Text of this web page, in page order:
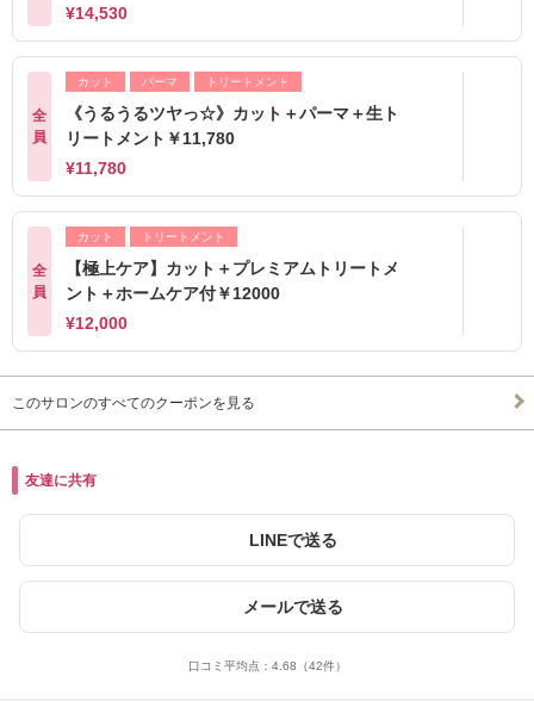
¥14,530
全
員
カット パーマ トリートメント
《うるうるツヤっ☆》カット＋パーマ＋生ト
リートメント￥11,780
¥11,780
全
員
カット トリートメント
【極上ケア】カット＋プレミアムトリートメ
ント＋ホームケア付￥12000
¥12,000
このサロンのすべてのクーポンを見る
友達に共有
LINEで送る
メールで送る
口コミ平均点： 4.68 （42件）